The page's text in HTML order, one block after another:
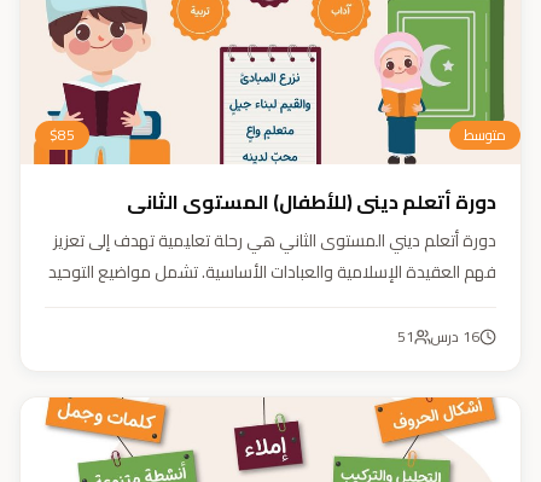
متوسط $85
دورة أتعلم ديني (للأطفال) المستوى الثاني
دورة أتعلم ديني المستوى الثاني هي رحلة تعليمية تهدف إلى تعزيز
فهم العقيدة الإسلامية والعبادات الأساسية. تشمل مواضيع التوحيد
وتربية أبنائنا تربية إيمانية وأخلاقية وعلمية ونفسية واجتماعية.
16 درس 51